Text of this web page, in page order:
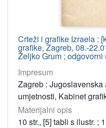
Crteži i grafike Izraela :
grafike, Zagreb, 08.-
Željko Grum ;
Impresum
Zagreb :
umjetnosti, Kabinet
Materijalni opis
10 str., [5] tabli s ilustr. ;